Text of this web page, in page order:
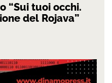
“Sui tuoi occhi.
del Rojava”